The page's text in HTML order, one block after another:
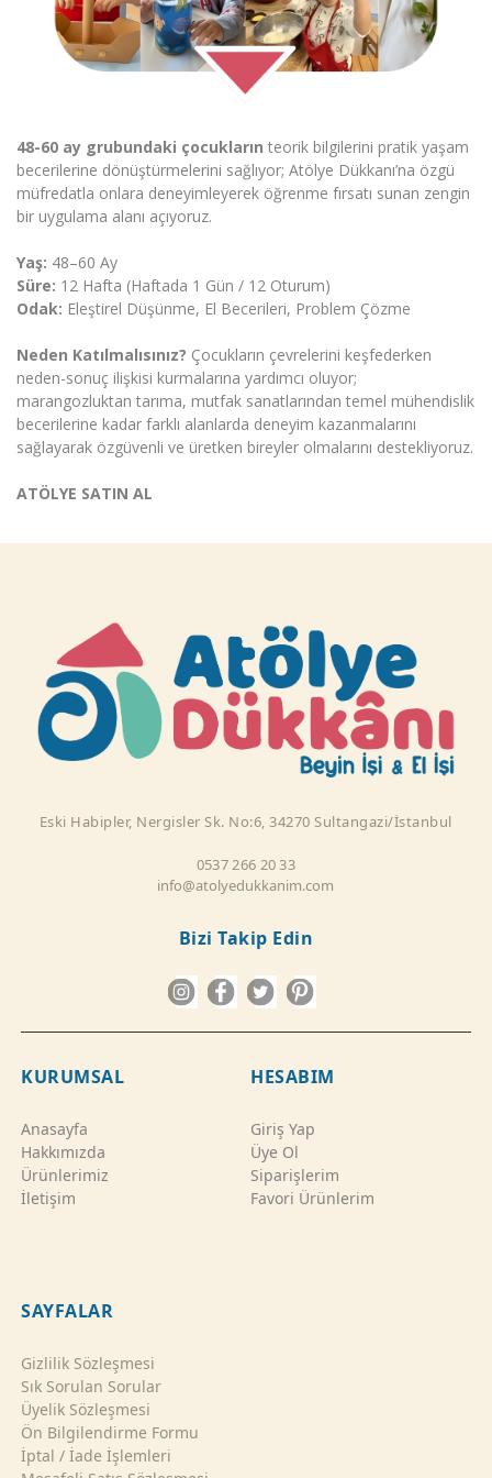
48-60 ay grubundaki çocukların teorik bilgilerini pratik yaşam
becerilerine dönüştürmelerini sağlıyor; Atölye Dükkanı’na özgü
müfredatla onlara deneyimleyerek öğrenme fırsatı sunan zengin
bir uygulama alanı açıyoruz.
Yaş: 48–60 Ay
Süre: 12 Hafta (Haftada 1 Gün / 12 Oturum)
Odak: Eleştirel Düşünme, El Becerileri, Problem Çözme
Neden Katılmalısınız? Çocukların çevrelerini keşfederken
neden-sonuç ilişkisi kurmalarına yardımcı oluyor;
marangozluktan tarıma, mutfak sanatlarından temel mühendislik
becerilerine kadar farklı alanlarda deneyim kazanmalarını
sağlayarak özgüvenli ve üretken bireyler olmalarını destekliyoruz.
ATÖLYE SATIN AL
Eski Habipler, Nergisler Sk. No:6, 34270 Sultangazi/İstanbul
0537 266 20 33
info@atolyedukkanim.com
Bizi Takip Edin
KURUMSAL
Anasayfa
Hakkımızda
Ürünlerimiz
İletişim
HESABIM
Giriş Yap
Üye Ol
Siparişlerim
Favori Ürünlerim
SAYFALAR
Gizlilik Sözleşmesi
Sık Sorulan Sorular
Üyelik Sözleşmesi
Ön Bilgilendirme Formu
İptal / İade İşlemleri